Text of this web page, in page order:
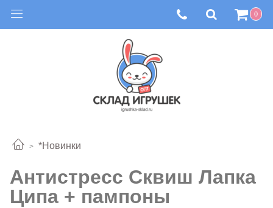
0
*Новинки
Антистресс Сквиш Лапка
Ципа + пампоны